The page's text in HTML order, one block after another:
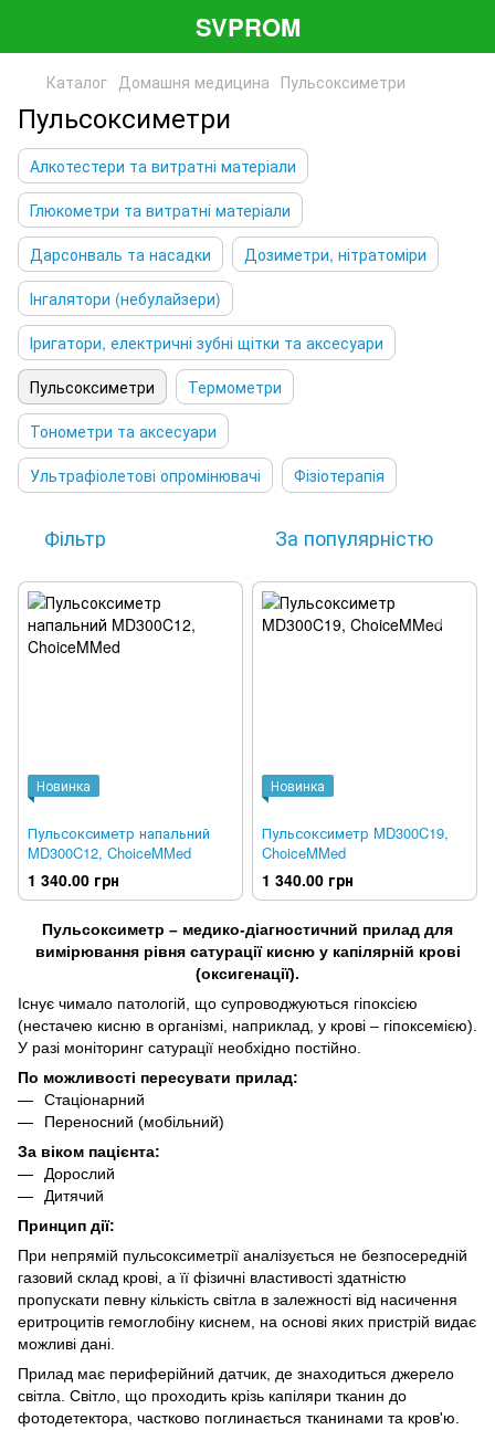
SVPROM
Каталог Домашня медицина Пульсоксиметри
Пульсоксиметри
Алкотестери та витратні матеріали
Глюкометри та витратні матеріали
Дарсонваль та насадки
Дозиметри, нітратоміри
Інгалятори (небулайзери)
Іригатори, електричні зубні щітки та аксесуари
Пульсоксиметри
Термометри
Тонометри та аксесуари
Ультрафіолетові опромінювачі
Фізіотерапія
Фільтр За популярністю
Новинка
Пульсоксиметр напальний
MD300C12, ChoiceMMed
1 340.00 грн
Новинка
Пульсоксиметр MD300C19,
ChoiceMMed
1 340.00 грн
Пульсоксиметр – медико-діагностичний прилад для
вимірювання рівня сатурації кисню у капілярній крові
(оксигенації).
Існує чимало патологій, що супроводжуються гіпоксією
(нестачею кисню в організмі, наприклад, у крові – гіпоксемією).
У разі моніторинг сатурації необхідно постійно.
По можливості пересувати прилад:
Стаціонарний
Переносний (мобільний)
За віком пацієнта:
Дорослий
Дитячий
Принцип дії:
При непрямій пульсоксиметрії аналізується не безпосередній
газовий склад крові, а її фізичні властивості здатністю
пропускати певну кількість світла в залежності від насичення
еритроцитів гемоглобіну киснем, на основі яких пристрій видає
можливі дані.
Прилад має периферійний датчик, де знаходиться джерело
світла. Світло, що проходить крізь капіляри тканин до
фотодетектора, частково поглинається тканинами та кров'ю.